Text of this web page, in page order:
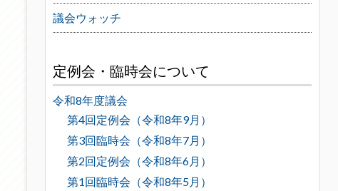
議会ウォッチ
定例会・臨時会について
令和8年度議会
第4回定例会（令和8年9月）
第3回臨時会（令和8年7月）
第2回定例会（令和8年6月）
第1回臨時会（令和8年5月）